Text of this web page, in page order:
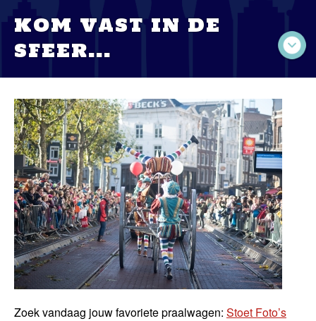
KOM VAST IN DE
SFEER…
Zoek vandaag jouw favoriete praalwagen: Stoet Foto’s